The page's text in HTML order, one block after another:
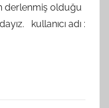
derlenmiş olduğu
kullanıcı adı :